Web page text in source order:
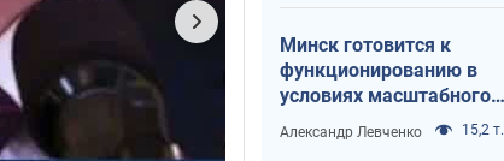
Минск готовится к
функционированию в
условиях масштабного
военного кризиса
Александр Левченко 15,2 т.